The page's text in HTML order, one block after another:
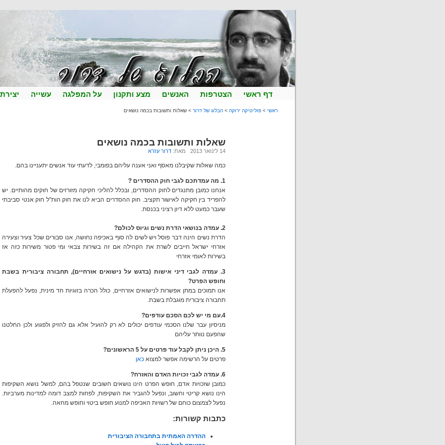
דף ראשי הצטרפות האנשים מצע ותקנון על המפלגה עשייה
ראשי > פוליטיקה ירוקה > הבלוג של דרור > שאלות ותשובות בכמה נושאים
שאלות ותשובות בכמה נושאים
14 לינואר 2013 מאת: דרור עזרא
כמה שאלות שקיבלנו מאסף ואני אענה עליהם בפומבי, לדעתי עוד אנשים יתעניינו בהם.
1. מה עמדתכם לגבי חוק ההסדרים ?
אנחנו כמובן מתנגדים לחוק ההסדרים, ובכלל להליכי חקיקה מזורזים של חוקים מהותיים. יש
להפריד בין חקיקה לאישור תקציב. חוק ההסדרים הביא לנו את חוק הות"ל חוק אנטי סביבתי
שעבר כמעט ללא דיון רציני בכנסת.
2. עמדה בנושאי הדרת נשים וגיוס לכולם?
הדרת נשים הינה דבר פוסל ויש לשים לה סוף באכיפה נחושה, אנו סבורים שכל צעיר וצעירה
אזרחי ישראל חייבים לשרת את הקהילה אם זה בשירות צבאי ומי פטור משירות כזה אז
בשירות לאומי אזרחי
3. עמדה לגבי דיני אישות (בדגש על נישואים אזרחיים), תחבורה ציבורית בשבת
וחופש הפרט?
אנו תמוכים במתן אפשרות לנישואים אזרחיים, כולל הכרה בזוגיות חד מינית, נפעל להפעלת
תחבורה ציבורית מוגבלת בשבת.
4.עם מי יש לכם הסכם עודפים?
מניסיון עבר שלנו הסכמי עודפים יכולים לא רק להועיל אלא גם להזיק ולפגוע ולכן החלטנו
שהפעם נוותר עליהם
5. היכן ניתן לקבל עוד פרטים על 5 הראשונים?
פרטים על הרשימה אפשר למצוא כאן
6. עמדה לגבי זכויות האדם והאזרח?
כמובן שזכויות אדם, חופש הפרט הינו נושאים חשובים שנטפל בהם, למשל נושא השקיפות
הינו נושא קריטי וחשוב, ונפעל להגביר את השקיפות, לפחות למצב דומה למדינות מערביות.
נפעל לצמצום כוחם של רשויות האכיפה למנוע חופש ביטוי וחופש מחאה.
כתבות קשורות:
ההדרה האמתית בתחבורה הציבורית